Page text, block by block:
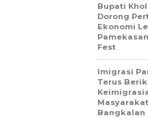
Bupati
Dorong
Ekonomi
Fest
Imigrasi
Terus
Bangkalan